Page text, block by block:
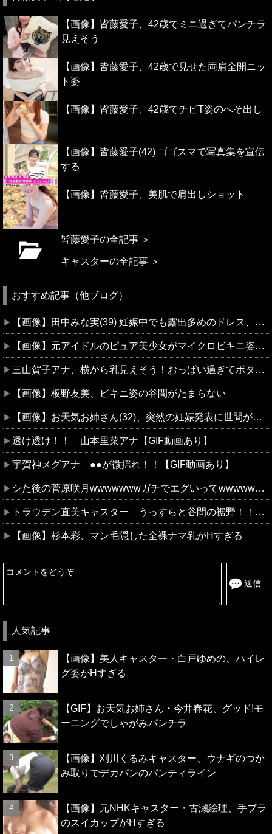
【画像】皆藤愛子、42歳でミニ過ぎてパンチラ
見えそう
【画像】皆藤愛子、42歳で見せた両肩全開ニッ
ト姿
【画像】皆藤愛子、42歳でチビT姿のへそ出し
【画像】皆藤愛子(42) ゴゴスマで写真集を宣伝
する
【画像】皆藤愛子、美肌で肩出しショット
皆藤愛子の全記事 ＞
キャスターの全記事 ＞
おすすめ記事（他ブログ）
【画像】田中みな実(39) 妊娠中でも露出多めのドレス、これノーブラか？
【画像】元アイドルのピュア美少女がマイクロビキニ姿で大胆ポーズ
三山賀子アナ、横から乳見えそう！おっぱい過ぎてボタン弾け飛びそう
【画像】板野友美、ビキニ姿の谷間がたまらない
【画像】お天気お姉さん(32)、突然の妊娠発表に世間がザワついてしまうw
透け透け！！ 山本里菜アナ【GIF動画あり】
宇賀神メグアナ ●●が微揺れ！！【GIF動画あり】
シた後の菅原咲月wwwwwwwガチでエグいってwwwwwww
トラウデン直美キャスター うっすらと谷間の裾野！！【GIF動画あり】
【画像】杉本彩、マン毛隠した全裸ナマ乳がHすぎる
送信
人気記事
【画像】美人キャスター・白戸ゆめの、ハイレ
グ姿がHすぎる
【GIF】お天気お姉さん・今井春花、グッド!モ
ーニングでしゃがみパンチラ
【画像】刈川くるみキャスター、ウナギのつか
み取りでデカパンのパンティライン
【画像】元NHKキャスター・古瀬絵理、手ブラ
のスイカップがHすぎる